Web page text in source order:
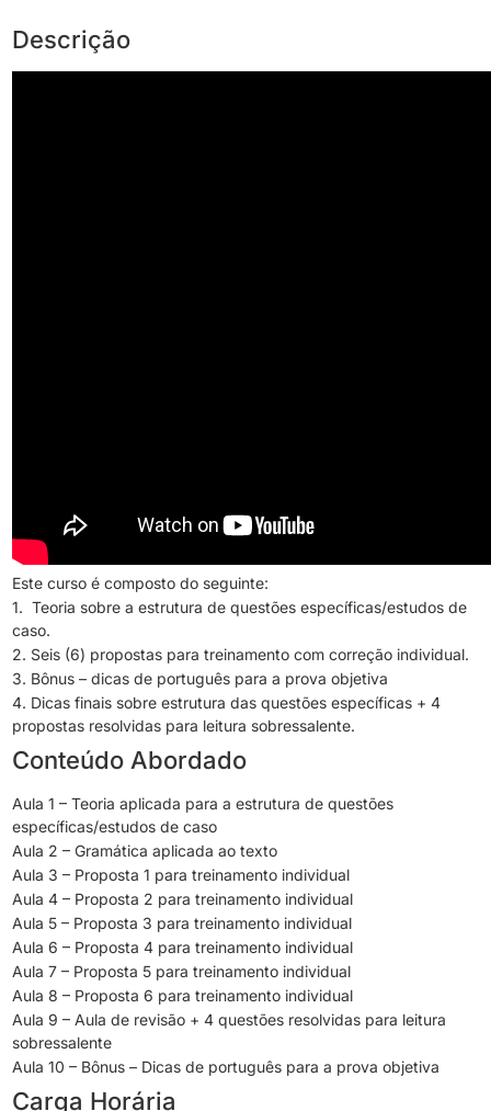
Descrição
Este curso é composto do seguinte:
1. Teoria sobre a estrutura de questões específicas/estudos de
caso.
2. Seis (6) propostas para treinamento com correção individual.
3. Bônus – dicas de português para a prova objetiva
4. Dicas finais sobre estrutura das questões específicas + 4
propostas resolvidas para leitura sobressalente.
Conteúdo Abordado
Aula 1 – Teoria aplicada para a estrutura de questões
específicas/estudos de caso
Aula 2 – Gramática aplicada ao texto
Aula 3 – Proposta 1 para treinamento individual
Aula 4 – Proposta 2 para treinamento individual
Aula 5 – Proposta 3 para treinamento individual
Aula 6 – Proposta 4 para treinamento individual
Aula 7 – Proposta 5 para treinamento individual
Aula 8 – Proposta 6 para treinamento individual
Aula 9 – Aula de revisão + 4 questões resolvidas para leitura
sobressalente
Aula 10 – Bônus – Dicas de português para a prova objetiva
Carga Horária